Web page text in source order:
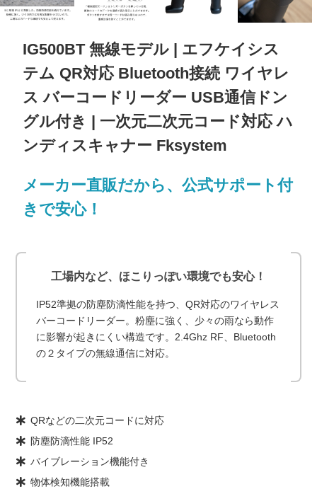
IG500BT 無線モデル | エフケイシス
テム QR対応 Bluetooth接続 ワイヤレ
ス バーコードリーダー USB通信ドン
グル付き | 一次元二次元コード対応 ハ
ンディスキャナー Fksystem
メーカー直販だから、公式サポート付
きで安心！
工場内など、ほこりっぽい環境でも安心！
IP52準拠の防塵防滴性能を持つ、QR対応のワイヤレス
バーコードリーダー。粉塵に強く、少々の雨なら動作
に影響が起きにくい構造です。2.4Ghz RF、Bluetooth
の２タイプの無線通信に対応。
QRなどの二次元コードに対応
防塵防滴性能 IP52
バイブレーション機能付き
物体検知機能搭載